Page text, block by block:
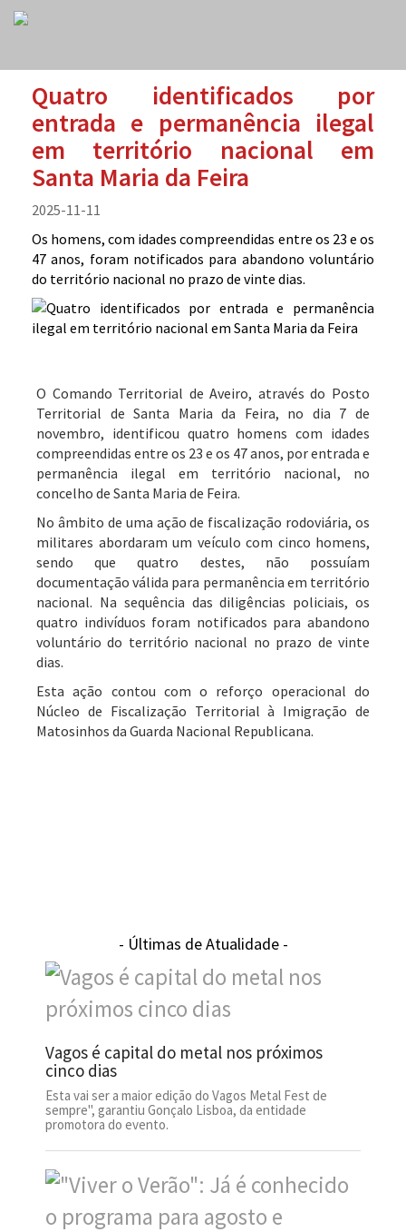
Quatro identificados por
entrada e permanência ilegal
em território nacional em
Santa Maria da Feira
2025-11-11
Os homens, com idades compreendidas entre os 23 e os
47 anos, foram notificados para abandono voluntário
do território nacional no prazo de vinte dias.
O Comando Territorial de Aveiro, através do Posto
Territorial de Santa Maria da Feira, no dia 7 de
novembro, identificou quatro homens com idades
compreendidas entre os 23 e os 47 anos, por entrada e
permanência ilegal em território nacional, no
concelho de Santa Maria de Feira.
No âmbito de uma ação de fiscalização rodoviária, os
militares abordaram um veículo com cinco homens,
sendo que quatro destes, não possuíam
documentação válida para permanência em território
nacional. Na sequência das diligências policiais, os
quatro indivíduos foram notificados para abandono
voluntário do território nacional no prazo de vinte
dias.
Esta ação contou com o reforço operacional do
Núcleo de Fiscalização Territorial à Imigração de
Matosinhos da Guarda Nacional Republicana.
- Últimas de Atualidade -
Vagos é capital do metal nos próximos
cinco dias
Esta vai ser a maior edição do Vagos Metal Fest de
sempre", garantiu Gonçalo Lisboa, da entidade
promotora do evento.